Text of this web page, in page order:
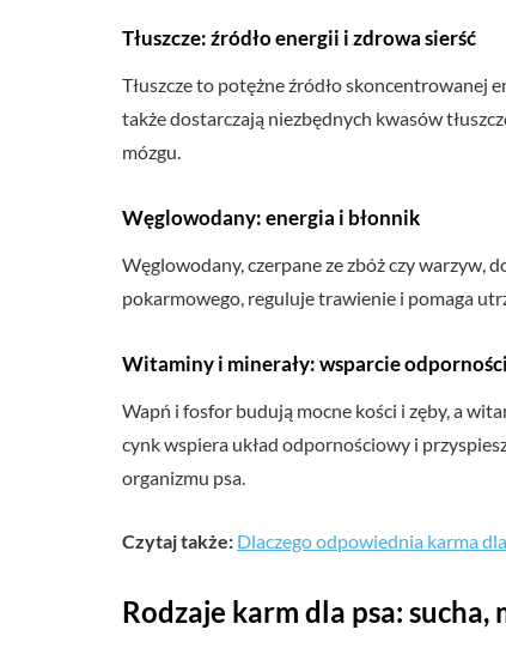
Tłuszcze: źródło energii i zdrowa sierść
Tłuszcze to potężne źródło skoncentrowanej
także dostarczają niezbędnych kwasów
mózgu.
Węglowodany: energia i błonnik
Węglowodany, czerpane ze zbóż czy warzyw,
pokarmowego, reguluje trawienie i pomaga
Witaminy i minerały: wsparcie odporności
Wapń i fosfor budują mocne kości i zęby, a
cynk wspiera układ odpornościowy i
organizmu psa.
Czytaj także: Dlaczego odpowiednia karma
Rodzaje karm dla psa: